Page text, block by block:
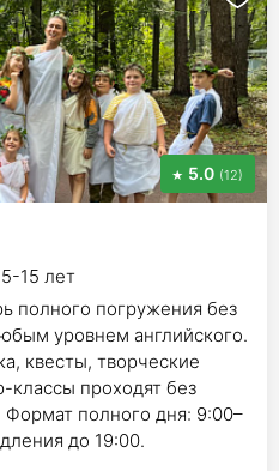
5.0 (12)
5-15 лет
полного погружения без
уровнем английского.
квесты, творческие
проходят без
Формат полного дня: 9:00–
до 19:00.